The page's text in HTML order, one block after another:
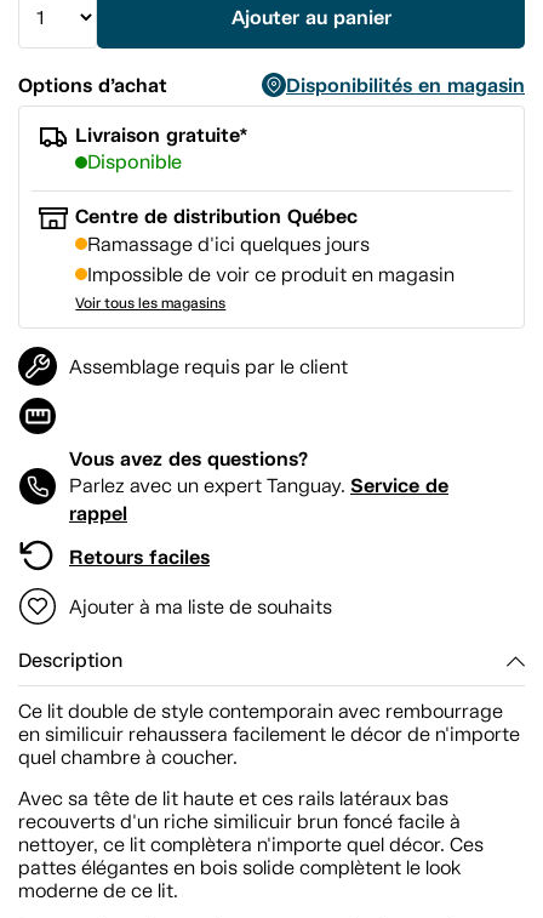
page.
Ajouter au panier
Options d’achat
Disponibilités en magasin
Livraison gratuite*
Disponible
Centre de distribution Québec
Ramassage d'ici quelques jours
Impossible de voir ce produit en magasin
Voir tous les magasins
Assemblage requis par le client
Vous avez des questions?
Parlez avec un expert Tanguay. Service de
rappel
Retours faciles
Ajouter à ma liste de souhaits
Description
Ce lit double de style contemporain avec rembourrage
en similicuir rehaussera facilement le décor de n'importe
quel chambre à coucher.
Avec sa tête de lit haute et ces rails latéraux bas
recouverts d'un riche similicuir brun foncé facile à
nettoyer, ce lit complètera n'importe quel décor. Ces
pattes élégantes en bois solide complètent le look
moderne de ce lit.